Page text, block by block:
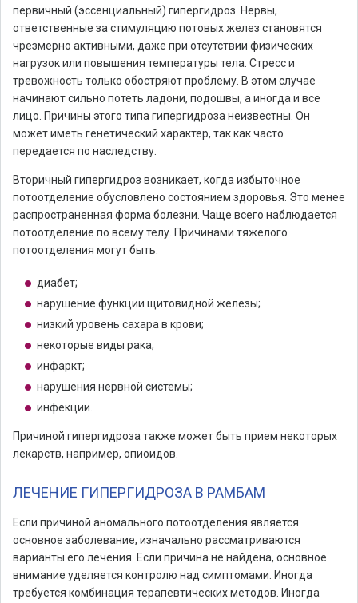
первичный (эссенциальный) гипергидроз. Нервы,
ответственные за стимуляцию потовых желез становятся
чрезмерно активными, даже при отсутствии физических
нагрузок или повышения температуры тела. Стресс и
тревожность только обостряют проблему. В этом случае
начинают сильно потеть ладони, подошвы, а иногда и все
лицо. Причины этого типа гипергидроза неизвестны. Он
может иметь генетический характер, так как часто
передается по наследству.
Вторичный гипергидроз возникает, когда избыточное
потоотделение обусловлено состоянием здоровья. Это менее
распространенная форма болезни. Чаще всего наблюдается
потоотделение по всему телу. Причинами тяжелого
потоотделения могут быть:
диабет;
нарушение функции щитовидной железы;
низкий уровень сахара в крови;
некоторые виды рака;
инфаркт;
нарушения нервной системы;
инфекции.
Причиной гипергидроза также может быть прием некоторых
лекарств, например, опиоидов.
ЛЕЧЕНИЕ ГИПЕРГИДРОЗА В РАМБАМ
Если причиной аномального потоотделения является
основное заболевание, изначально рассматриваются
варианты его лечения. Если причина не найдена, основное
внимание уделяется контролю над симптомами. Иногда
требуется комбинация терапевтических методов. Иногда